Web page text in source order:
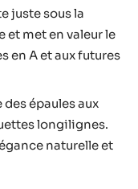
juste sous la
et met en valeur le
en A et aux futures
épaules aux
longilignes.
naturelle et